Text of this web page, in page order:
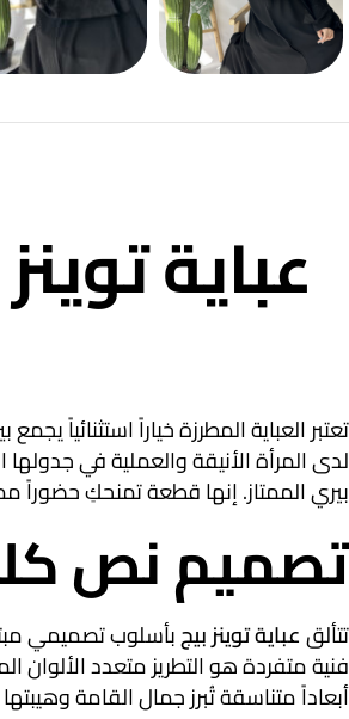
عباية
تعتبر العباية المطرزة خياراً استثنائياً
لدى المرأة الأنيقة والعملية في
بيري الممتاز. إنها قطعة تمنحكِ حضوراً
تصميم نص
تتألقعباية توينز بيجبأسلوب تصميمي
فنية متفردة هو التطريز متعدد الألوان
أبعاداً متناسقة تُبرز جمال القامة